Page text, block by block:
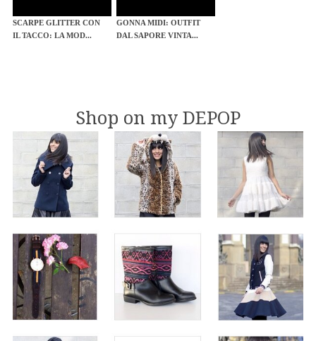
SCARPE GLITTER CON
IL TACCO: LA MOD...
GONNA MIDI: OUTFIT
DAL SAPORE VINTA...
Shop on my DEPOP